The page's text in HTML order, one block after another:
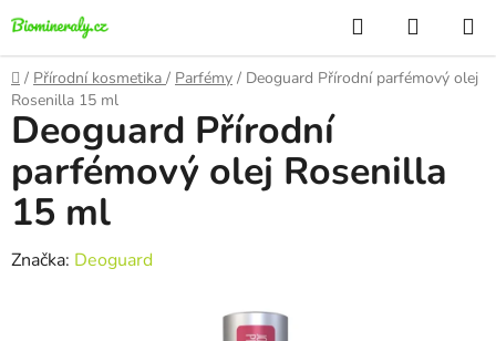
Přejít
na
obsah
Hledat
KOŠÍK
Domů
/ Přírodní kosmetika / Parfémy / Deoguard Přírodní parfémový olej
Rosenilla 15 ml
Deoguard Přírodní
parfémový olej Rosenilla
15 ml
Značka: Deoguard